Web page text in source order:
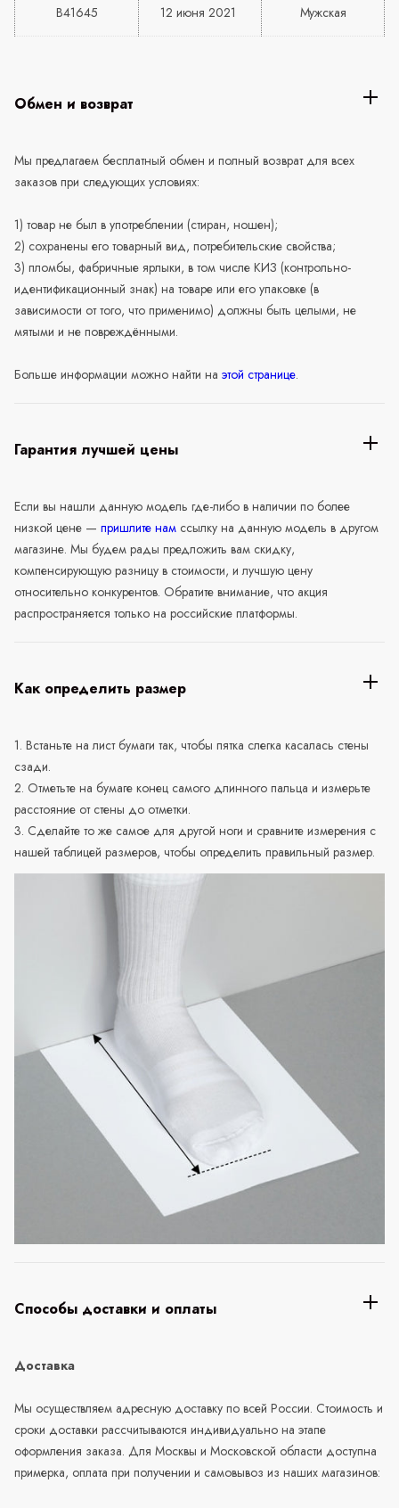
B41645 12 июня 2021 Мужская
Обмен и возврат
Мы предлагаем бесплатный обмен и полный возврат для всех
заказов при следующих условиях:
1) товар не был в употреблении (стиран, ношен);
2) сохранены его товарный вид, потребительские свойства;
3) пломбы, фабричные ярлыки, в том числе КИЗ (контрольно-
идентификационный знак) на товаре или его упаковке (в
зависимости от того, что применимо) должны быть целыми, не
мятыми и не повреждёнными.
Больше информации можно найти на этой странице.
Гарантия лучшей цены
Если вы нашли данную модель где-либо в наличии по более
низкой цене — пришлите нам ссылку на данную модель в другом
магазине. Мы будем рады предложить вам скидку,
компенсирующую разницу в стоимости, и лучшую цену
относительно конкурентов. Обратите внимание, что акция
распространяется только на российские платформы.
Как определить размер
1. Встаньте на лист бумаги так, чтобы пятка слегка касалась стены
сзади.
2. Отметьте на бумаге конец самого длинного пальца и измерьте
расстояние от стены до отметки.
3. Сделайте то же самое для другой ноги и сравните измерения с
нашей таблицей размеров, чтобы определить правильный размер.
Способы доставки и оплаты
Доставка
Мы осуществляем адресную доставку по всей России. Стоимость и
сроки доставки рассчитываются индивидуально на этапе
оформления заказа. Для Москвы и Московской области доступна
примерка, оплата при получении и самовывоз из наших магазинов: